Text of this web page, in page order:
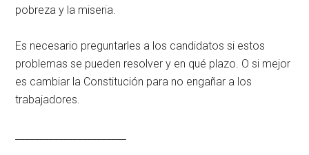
pobreza y la miseria.
Es necesario preguntarles a los candidatos si estos
problemas se pueden resolver y en qué plazo. O si mejor
es cambiar la Constitución para no engañar a los
trabajadores.